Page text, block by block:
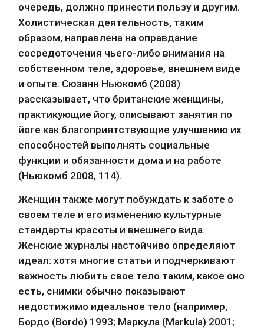
очередь, должно принести пользу и другим.
Холистическая деятельность, таким
образом, направлена на оправдание
сосредоточения чьего-либо внимания на
собственном теле, здоровье, внешнем виде
и опыте. Сюзанн Ньюкомб (2008)
рассказывает, что британские женщины,
практикующие йогу, описывают занятия по
йоге как благоприятствующие улучшению их
способностей выполнять социальные
функции и обязанности дома и на работе
(Ньюкомб 2008, 114).
Женщин также могут побуждать к заботе о
своем теле и его изменению культурные
стандарты красоты и внешнего вида.
Женские журналы настойчиво определяют
идеал: хотя многие статьи и подчеркивают
важность любить свое тело таким, какое оно
есть, снимки обычно показывают
недостижимо идеальное тело (например,
Бордо (Bordo) 1993; Маркула (Markula) 2001;